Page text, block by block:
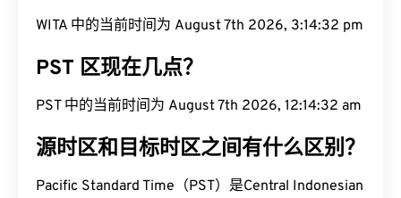
WITA 中的当前时间为 August 7th 2026, 3:14:33 pm
PST 区现在几点？
PST 中的当前时间为 August 7th 2026, 12:14:33 am
源时区和目标时区之间有什么区别？
Pacific Standard Time（PST）是Central Indonesian